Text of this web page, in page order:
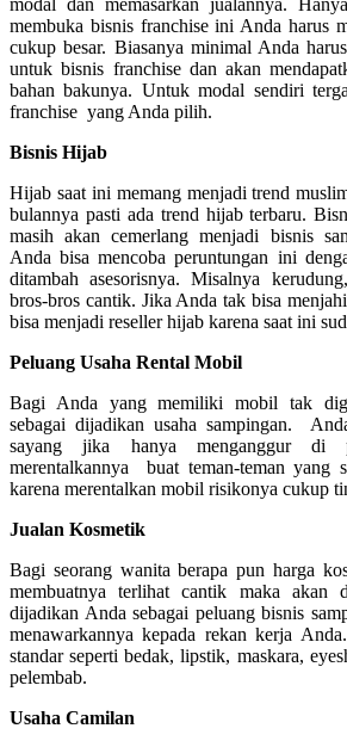
modal dan memasarkan jualannya.
membuka bisnis franchise ini Anda harus
cukup besar. Biasanya minimal Anda
untuk bisnis franchise dan akan
bahan bakunya. Untuk modal sendiri
franchise yang Anda pilih.
Bisnis Hijab
Hijab saat ini memang menjadi trend
bulannya pasti ada trend hijab terbaru.
masih akan cemerlang menjadi bisnis
Anda bisa mencoba peruntungan ini
ditambah asesorisnya. Misalnya
bros-bros cantik. Jika Anda tak bisa
bisa menjadi reseller hijab karena saat ini
Peluang Usaha Rental Mobil
Bagi Anda yang memiliki mobil tak
sebagai dijadikan usaha sampingan.
sayang jika hanya menganggur di
merentalkannya buat teman-teman yang
karena merentalkan mobil risikonya cukup
Jualan Kosmetik
Bagi seorang wanita berapa pun harga
membuatnya terlihat cantik maka
dijadikan Anda sebagai peluang bisnis
menawarkannya kepada rekan kerja
standar seperti bedak, lipstik, maskara,
pelembab.
Usaha Camilan